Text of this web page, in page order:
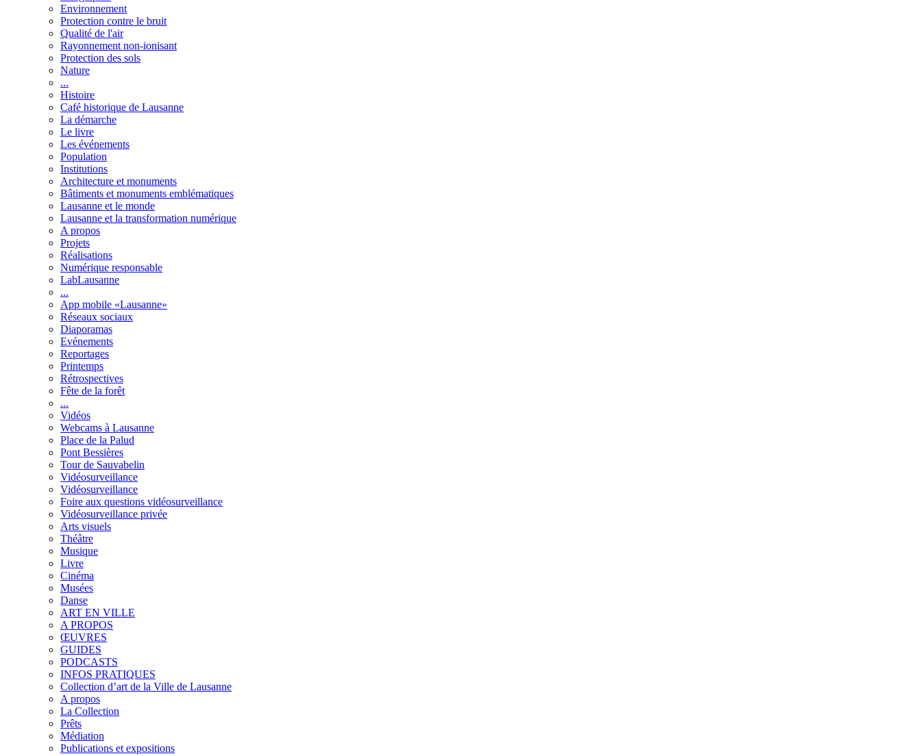
Environnement
Protection contre le bruit
Qualité de l'air
Rayonnement non-ionisant
Protection des sols
Nature
...
Histoire
Café historique de Lausanne
La démarche
Le livre
Les événements
Population
Institutions
Architecture et monuments
Bâtiments et monuments emblématiques
Lausanne et le monde
Lausanne et la transformation numérique
A propos
Projets
Réalisations
Numérique responsable
LabLausanne
...
App mobile «Lausanne»
Réseaux sociaux
Diaporamas
Evénements
Reportages
Printemps
Rétrospectives
Fête de la forêt
...
Vidéos
Webcams à Lausanne
Place de la Palud
Pont Bessières
Tour de Sauvabelin
Vidéosurveillance
Vidéosurveillance
Foire aux questions vidéosurveillance
Vidéosurveillance privée
Arts visuels
Théâtre
Musique
Livre
Cinéma
Musées
Danse
ART EN VILLE
A PROPOS
ŒUVRES
GUIDES
PODCASTS
INFOS PRATIQUES
Collection d’art de la Ville de Lausanne
A propos
La Collection
Prêts
Médiation
Publications et expositions